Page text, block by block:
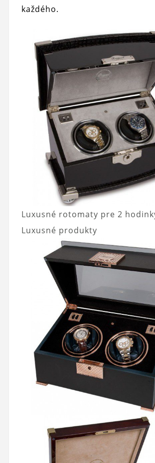
každého.
Luxusné rotomaty pre 2
Luxusné produkty